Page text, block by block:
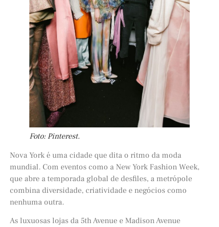
Foto: Pinterest.
Nova York é uma cidade que dita o ritmo da moda
mundial. Com eventos como a New York Fashion Week,
que abre a temporada global de desfiles, a metrópole
combina diversidade, criatividade e negócios como
nenhuma outra.
As luxuosas lojas da 5th Avenue e Madison Avenue